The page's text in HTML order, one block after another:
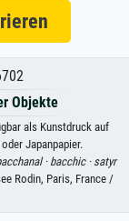
Objekte
als Kunstdruck auf
Japanpapier.
·bacchic · satyr
Rodin, Paris, France /